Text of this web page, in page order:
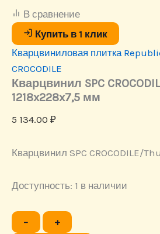
1218x228x7,5
В сравнение
Купить в 1 клик
Кварцвиниловая плитка
CROCODILE
Кварцвинил SPC
1218x228x7,5 мм
5 134.00 ₽
Кварцвинил SPC CROCODILE/
Доступность: 1 в наличии
−
Количество
товара
+